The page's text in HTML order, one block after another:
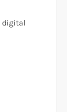
digital